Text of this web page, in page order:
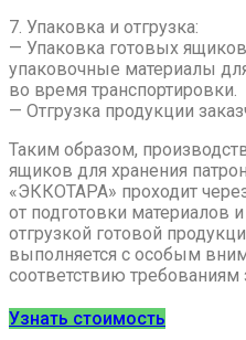
7. Упаковка и отгрузка:
— Упаковка готовых
упаковочные материалы
во время транспортировки.
— Отгрузка продукции
Таким образом,
ящиков для хранения
«ЭККОТАРА» проходит
от подготовки материалов
отгрузкой готовой
выполняется с особым
соответствию требованиям
Узнать стоимость